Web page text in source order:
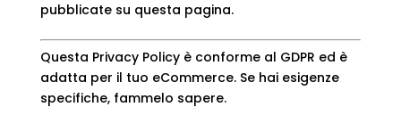
pubblicate su questa pagina.
Questa Privacy Policy è conforme al GDPR ed è
adatta per il tuo eCommerce. Se hai esigenze
specifiche, fammelo sapere.